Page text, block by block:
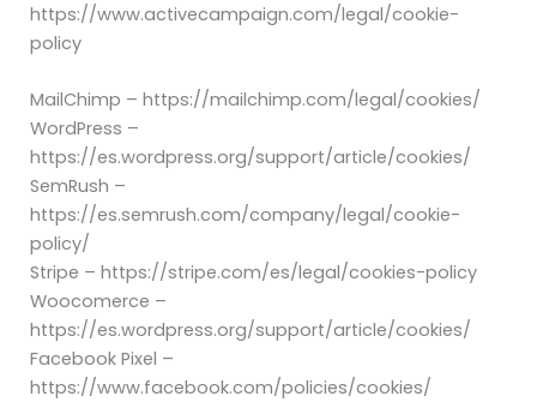
https://www.activecampaign.com/legal/cookie-
policy
MailChimp – https://mailchimp.com/legal/cookies/
WordPress –
https://es.wordpress.org/support/article/cookies/
SemRush –
https://es.semrush.com/company/legal/cookie-
policy/
Stripe – https://stripe.com/es/legal/cookies-policy
Woocomerce –
https://es.wordpress.org/support/article/cookies/
Facebook Pixel –
https://www.facebook.com/policies/cookies/